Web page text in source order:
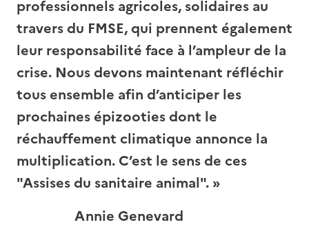
professionnels agricoles, solidaires au
travers du FMSE, qui prennent également
leur responsabilité face à l’ampleur de la
crise. Nous devons maintenant réfléchir
tous ensemble afin d’anticiper les
prochaines épizooties dont le
réchauffement climatique annonce la
multiplication. C’est le sens de ces
"Assises du sanitaire animal".
Annie Genevard